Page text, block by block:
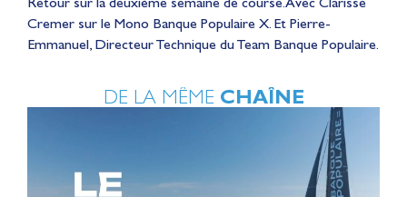
Cremer sur le Mono Banque Populaire X. Et Pierre-
Emmanuel, Directeur Technique du Team Banque Populaire.
DE LA MÊME CHAÎNE